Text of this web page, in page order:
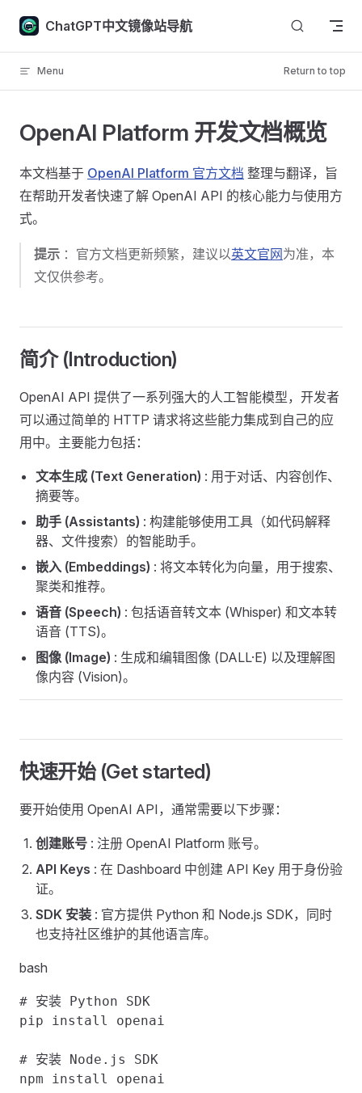
Skip to content
ChatGPT中文镜像站导航
Menu Return to top
OpenAI Platform 开发文档概览 ​
本文档基于 OpenAI Platform 官方文档 整理与翻译，旨
在帮助开发者快速了解 OpenAI API 的核心能力与使用方
式。
提示 ：官方文档更新频繁，建议以英文官网为准，本
文仅供参考。
简介 (Introduction) ​
OpenAI API 提供了一系列强大的人工智能模型，开发者
可以通过简单的 HTTP 请求将这些能力集成到自己的应
用中。主要能力包括：
文本生成 (Text Generation) : 用于对话、内容创作、
摘要等。
助手 (Assistants) : 构建能够使用工具（如代码解释
器、文件搜索）的智能助手。
嵌入 (Embeddings) : 将文本转化为向量，用于搜索、
聚类和推荐。
语音 (Speech) : 包括语音转文本 (Whisper) 和文本转
语音 (TTS)。
图像 (Image) : 生成和编辑图像 (DALL·E) 以及理解图
像内容 (Vision)。
快速开始 (Get started) ​
要开始使用 OpenAI API，通常需要以下步骤：
创建账号 : 注册 OpenAI Platform 账号。
API Keys : 在 Dashboard 中创建 API Key 用于身份验
证。
SDK 安装 : 官方提供 Python 和 Node.js SDK，同时
也支持社区维护的其他语言库。
bash
# 安装 Python SDK
pip install openai
# 安装 Node.js SDK